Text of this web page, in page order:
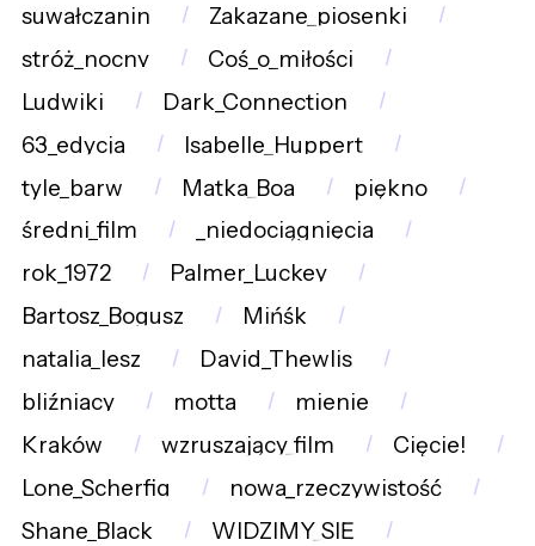
suwałczanin
Zakazane_piosenki
stróż_nocny
Coś_o_miłości
Ludwiki
Dark_Connection
63_edycja
Isabelle_Huppert
tyle_barw
Matka_Boa
piękno
średni_film
_niedociągnięcia
rok_1972
Palmer_Luckey
Bartosz_Bogusz
Mińśk
natalia_lesz
David_Thewlis
bliźniacy
motta
mienie
Kraków
wzruszający_film
Cięcie!
Lone_Scherfig
nowa_rzeczywistość
Shane_Black
WIDZIMY_SIĘ